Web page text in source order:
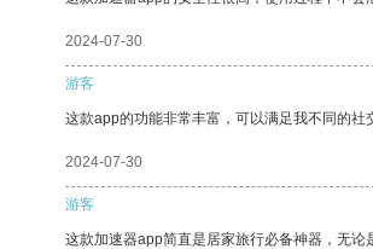
2024-07-30
游客
这款app的功能非常丰富，可以满足我不同的社
2024-07-30
游客
这款加速器app简直是居家旅行必备神器，无论